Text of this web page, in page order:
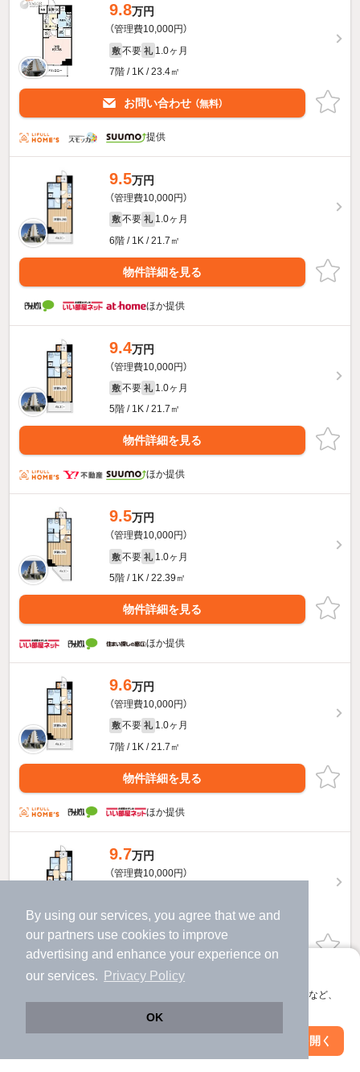
By using our services, you agree that we and
our partners use cookies to improve
advertising and enhance your experience on
our services.
Privacy Policy
OK
アプリに切り替えて、サクサクお部屋探し
会員登録なしですぐ使える。マップ検索やお気に入り保存など、
アプリを開く
9.8万円
（管理費10,000円）
敷 不要 礼 1.0ヶ月
7階 / 1K / 23.4㎡
お問い合わせ （無料）
提供
9.5万円
（管理費10,000円）
敷 不要 礼 1.0ヶ月
6階 / 1K / 21.7㎡
物件詳細を見る
ほか提供
9.4万円
（管理費10,000円）
敷 不要 礼 1.0ヶ月
5階 / 1K / 21.7㎡
物件詳細を見る
ほか提供
9.5万円
（管理費10,000円）
敷 不要 礼 1.0ヶ月
5階 / 1K / 22.39㎡
物件詳細を見る
ほか提供
9.6万円
（管理費10,000円）
敷 不要 礼 1.0ヶ月
7階 / 1K / 21.7㎡
物件詳細を見る
ほか提供
9.7万円
（管理費10,000円）
6階 / 1K / 23.3㎡
物件詳細を見る
ほか提供
万円
不要 1.0ヶ月
絞り込み条件を変更